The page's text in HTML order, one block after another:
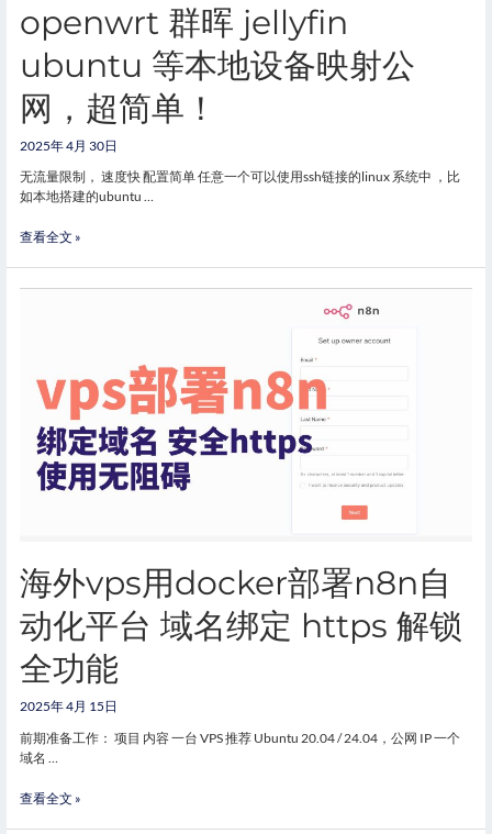
openwrt 群晖 jellyfin
ubuntu 等本地设备映射公
网，超简单！
2025年 4月 30日
无流量限制， 速度快 配置简单 任意一个可以使用ssh链接的linux 系统中 ，比
如本地搭建的ubuntu …
查看全文 »
海外vps用docker部署n8n自
动化平台 域名绑定 https 解锁
全功能
2025年 4月 15日
前期准备工作： 项目 内容 一台 VPS 推荐 Ubuntu 20.04 / 24.04，公网 IP 一个
域名 …
查看全文 »